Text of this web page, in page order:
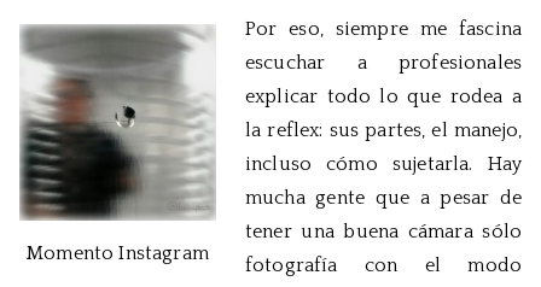
Momento Instagram
Por eso, siempre me fascina
escuchar a profesionales
explicar todo lo que rodea a
la reflex: sus partes, el manejo,
incluso cómo sujetarla. Hay
mucha gente que a pesar de
tener una buena cámara sólo
fotografía con el modo